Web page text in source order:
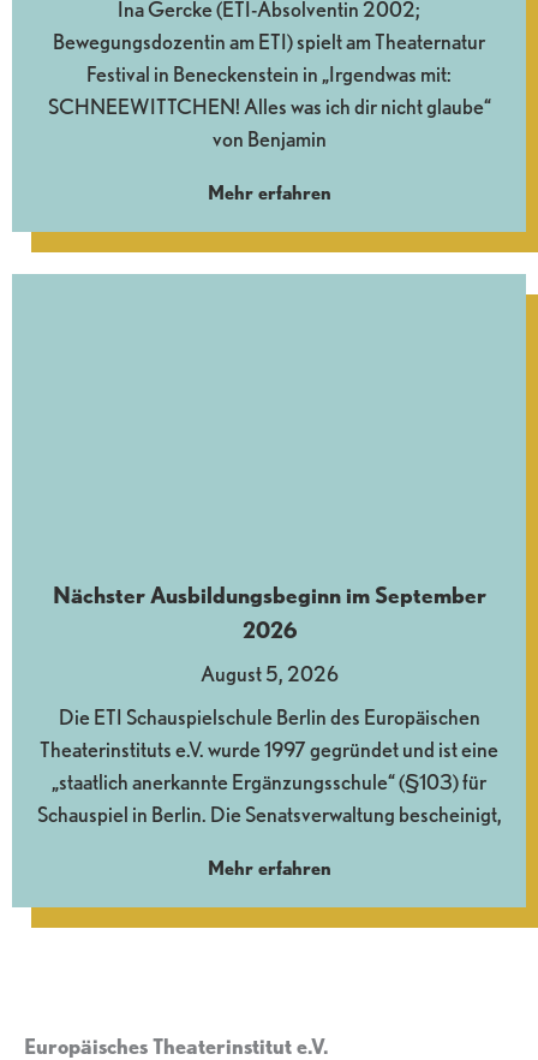
Ina Gercke (ETI-Absolventin 2002;
Bewegungsdozentin am ETI) spielt am Theaternatur
Festival in Beneckenstein in „Irgendwas mit:
SCHNEEWITTCHEN! Alles was ich dir nicht glaube“
von Benjamin
Mehr erfahren
Nächster Ausbildungsbeginn im September
2026
August 5, 2026
Die ETI Schauspielschule Berlin des Europäischen
Theaterinstituts e.V. wurde 1997 gegründet und ist eine
„staatlich anerkannte Ergänzungsschule“ (§103) für
Schauspiel in Berlin. Die Senatsverwaltung bescheinigt,
Mehr erfahren
Europäisches Theaterinstitut e.V.